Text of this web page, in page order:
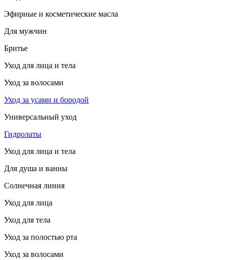
Эфирные и косметические масла
Для мужчин
Бритье
Уход для лица и тела
Уход за волосами
Уход за усами и бородой
Универсальный уход
Гидролаты
Уход для лица и тела
Для душа и ванны
Солнечная линия
Уход для лица
Уход для тела
Уход за полостью рта
Уход за волосами